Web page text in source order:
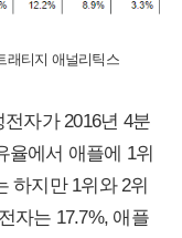
래티지 애널리틱스
자가 2016년 4분
율에서 애플에 1위
하지만 1위와 2위
자는 17.7%, 애플